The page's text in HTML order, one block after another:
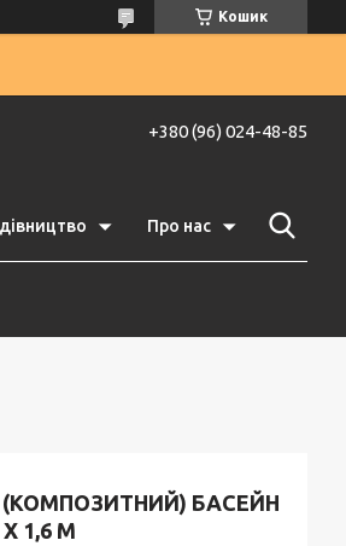
Кошик
+380 (96) 024-48-85
Про нас
БАСЕЙН
1,6 М